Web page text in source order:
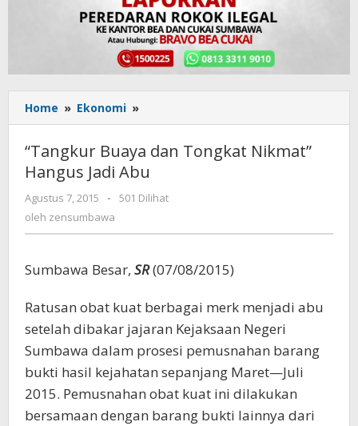
Home » Ekonomi »
Buaya
dan
Tongkat
Nikmat”
Hangus
“Tangkur Buaya dan Tongkat Nikmat”
Hangus Jadi Abu
Agustus 7, 2015
oleh
zensumbawa
-
501 Dilihat
oleh zensumbawa
Sumbawa Besar, SR(07/08/2015)
Ratusan obat kuat berbagai merk menjadi abu
setelah dibakar jajaran Kejaksaan Negeri
Sumbawa dalam prosesi pemusnahan barang
bukti hasil kejahatan sepanjang Maret—Juli
2015. Pemusnahan obat kuat ini dilakukan
bersamaan dengan barang bukti lainnya dari